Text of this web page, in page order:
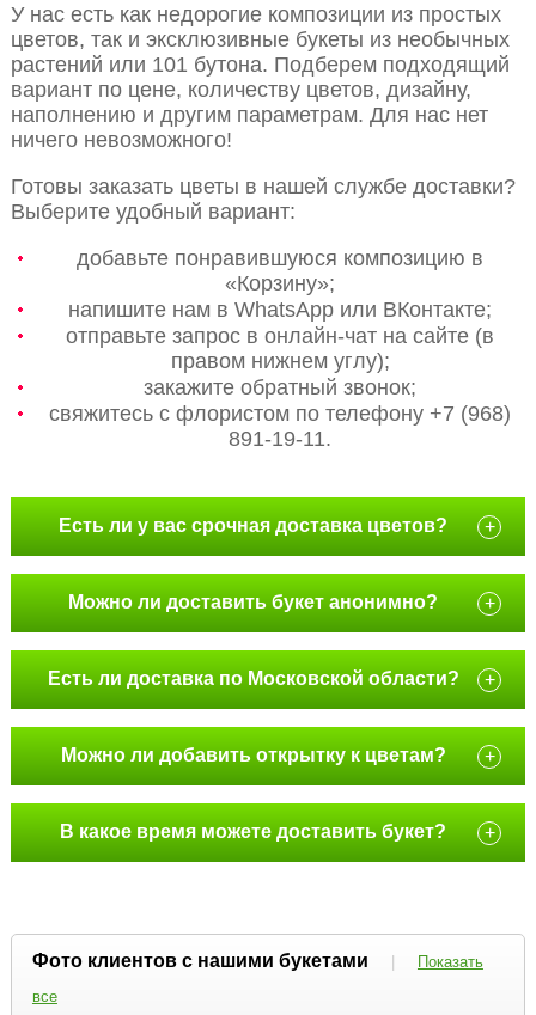
У нас есть как недорогие композиции из простых
цветов, так и эксклюзивные букеты из необычных
растений или 101 бутона. Подберем подходящий
вариант по цене, количеству цветов, дизайну,
наполнению и другим параметрам. Для нас нет
ничего невозможного!
Готовы заказать цветы в нашей службе доставки?
Выберите удобный вариант:
добавьте понравившуюся композицию в
«Корзину»;
напишите нам в WhatsApp или ВКонтакте;
отправьте запрос в онлайн-чат на сайте (в
правом нижнем углу);
закажите обратный звонок;
свяжитесь с флористом по телефону +7 (968)
891-19-11.
Есть ли у вас срочная доставка цветов? +
Можно ли доставить букет анонимно? +
Есть ли доставка по Московской области? +
Можно ли добавить открытку к цветам? +
В какое время можете доставить букет? +
Фото клиентов с нашими букетами |
Показать
все